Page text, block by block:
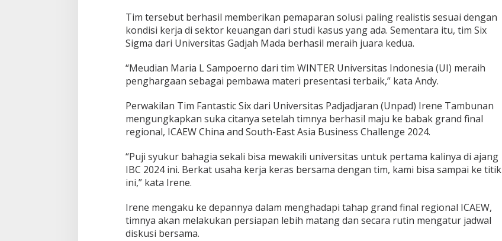
Tim tersebut berhasil memberikan pemaparan solusi paling realistis sesuai dengan
kondisi kerja di sektor keuangan dari studi kasus yang ada. Sementara itu, tim Six
Sigma dari Universitas Gadjah Mada berhasil meraih juara kedua.
“Meudian Maria L Sampoerno dari tim WINTER Universitas Indonesia (UI) meraih
penghargaan sebagai pembawa materi presentasi terbaik,” kata Andy.
Perwakilan Tim Fantastic Six dari Universitas Padjadjaran (Unpad) Irene Tambunan
mengungkapkan suka citanya setelah timnya berhasil maju ke babak grand final
regional, ICAEW China and South-East Asia Business Challenge 2024.
“Puji syukur bahagia sekali bisa mewakili universitas untuk pertama kalinya di ajang
IBC 2024 ini. Berkat usaha kerja keras bersama dengan tim, kami bisa sampai ke titik
ini,” kata Irene.
Irene mengaku ke depannya dalam menghadapi tahap grand final regional ICAEW,
timnya akan melakukan persiapan lebih matang dan secara rutin mengatur jadwal
diskusi bersama.